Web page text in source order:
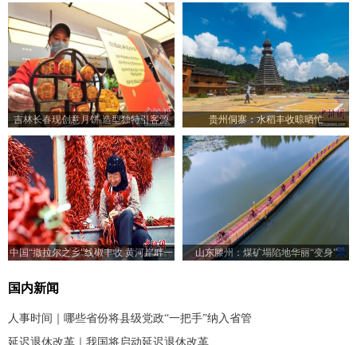
吉林长春现创意月饼 造型独特引客源 贵州侗寨：水稻丰收晾晒忙
中国“撒拉尔之乡”线椒丰收 黄河岸畔一
山东滕州：煤矿塌陷地华丽“变身”
国内新闻
人事时间｜哪些省份将县级党政“一把手”纳入省管
延迟退休改革｜我国将启动延迟退休改革